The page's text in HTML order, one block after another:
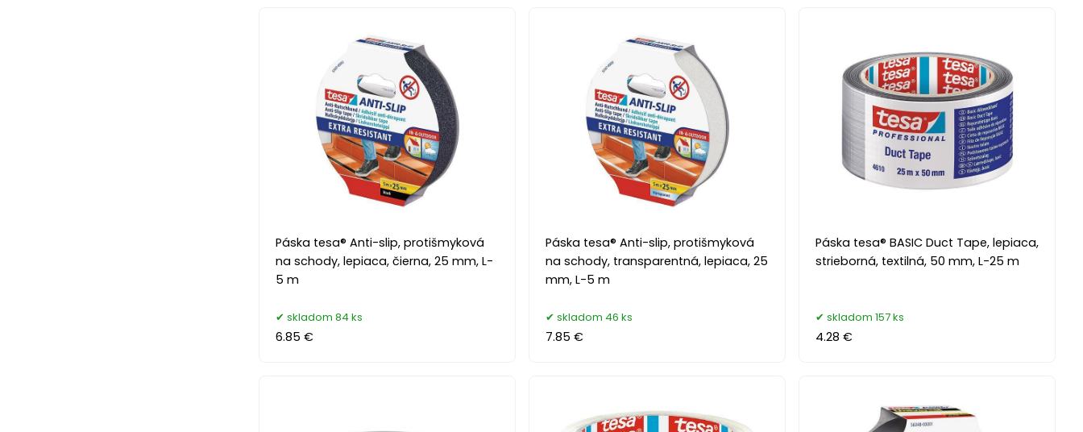
Páska tesa® Anti-slip, protišmyková
na schody, lepiaca, čierna, 25 mm, L-
5 m
skladom 84 ks
6.85 €
Páska tesa® Anti-slip, protišmyková
na schody, transparentná, lepiaca, 25
mm, L-5 m
skladom 46 ks
7.85 €
Páska tesa® BASIC Duct Tape, lepiaca,
strieborná, textilná, 50 mm, L-25 m
skladom 157 ks
4.28 €